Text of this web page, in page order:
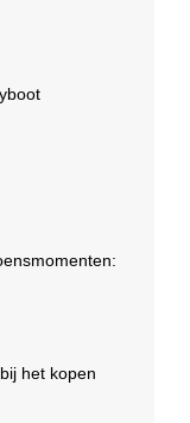
het kopen